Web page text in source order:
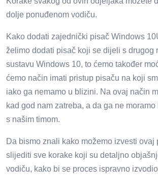
dolje ponuđenom vodiču.
Kako dodati zajednički pisač Windows
želimo dodati pisač koji se dijeli s drugog
sustavu Windows 10, to ćemo također
ćemo način imati pristup pisaču na koji
iako ga nemamo u blizini. Na ovaj način
kad god nam zatreba, a da ga ne
s našim timom.
Da bismo znali kako možemo izvesti ovaj
slijediti sve korake koji su detaljno
vodiču, kako bi se proces ispravno